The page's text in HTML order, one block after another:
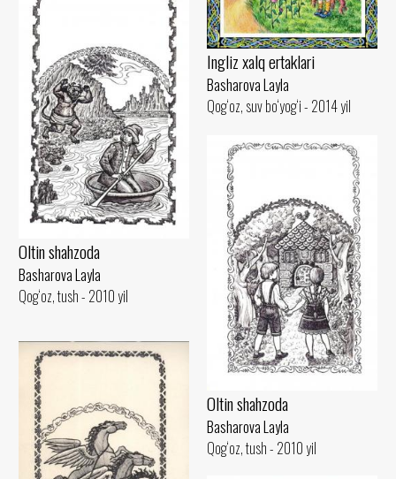
Ingliz xalq ertaklari
Basharova Layla
Qog‘oz, suv bo‘yog‘i - 2014 yil
Oltin shahzoda
Basharova Layla
Qog‘oz, tush - 2010 yil
Oltin shahzoda
Basharova Layla
Qog‘oz, tush - 2010 yil